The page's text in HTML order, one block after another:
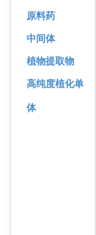
原料药
中间体
植物提取物
高纯度植化单
体